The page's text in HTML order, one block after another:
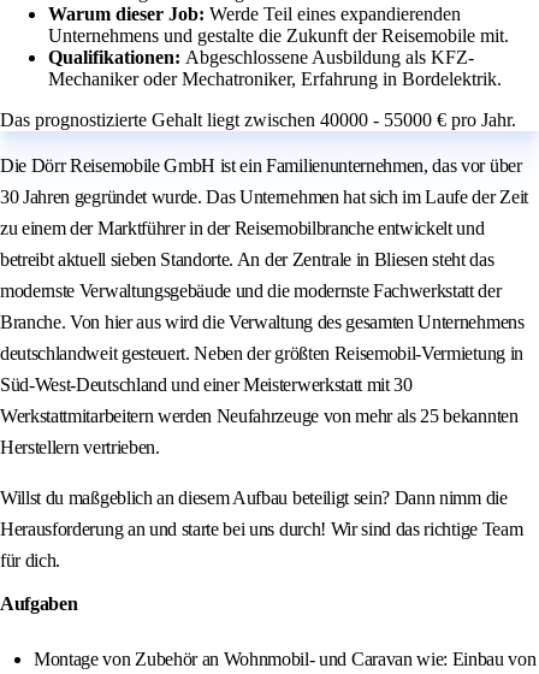
Warum dieser Job: Werde Teil eines expandierenden
Unternehmens und gestalte die Zukunft der Reisemobile mit.
Qualifikationen: Abgeschlossene Ausbildung als KFZ-
Mechaniker oder Mechatroniker, Erfahrung in Bordelektrik.
Das prognostizierte Gehalt liegt zwischen 40000 - 55000 € pro Jahr.
Die Dörr Reisemobile GmbH ist ein Familienunternehmen, das vor über
30 Jahren gegründet wurde. Das Unternehmen hat sich im Laufe der Zeit
zu einem der Marktführer in der Reisemobilbranche entwickelt und
betreibt aktuell sieben Standorte. An der Zentrale in Bliesen steht das
modernste Verwaltungsgebäude und die modernste Fachwerkstatt der
Branche. Von hier aus wird die Verwaltung des gesamten Unternehmens
deutschlandweit gesteuert. Neben der größten Reisemobil-Vermietung in
Süd-West-Deutschland und einer Meisterwerkstatt mit 30
Werkstattmitarbeitern werden Neufahrzeuge von mehr als 25 bekannten
Herstellern vertrieben.
Willst du maßgeblich an diesem Aufbau beteiligt sein? Dann nimm die
Herausforderung an und starte bei uns durch! Wir sind das richtige Team
für dich.
Aufgaben
Montage von Zubehör an Wohnmobil- und Caravan wie: Einbau von